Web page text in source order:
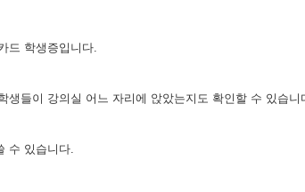
드 학생증입니다.
생들이 강의실 어느 자리에 앉았는지도 확인할 수 있습니
수 있습니다.